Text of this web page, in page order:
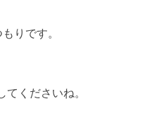
りです。
くださいね。